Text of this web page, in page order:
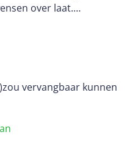
over laat.
extra garantie
vervangbaar kunnen